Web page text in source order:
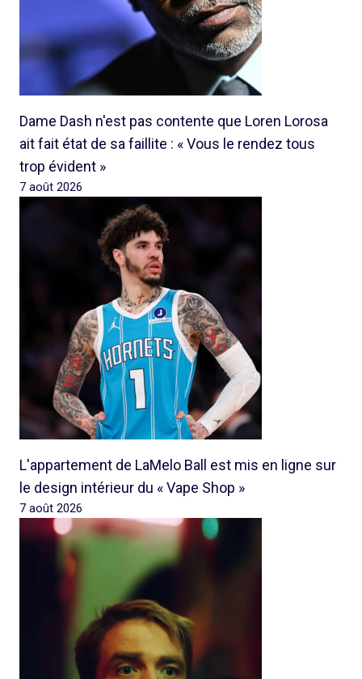
Dame Dash n'est pas contente que Loren Lorosa
ait fait état de sa faillite : « Vous le rendez tous
trop évident »
7 août 2026
L'appartement de LaMelo Ball est mis en ligne sur
le design intérieur du « Vape Shop »
7 août 2026